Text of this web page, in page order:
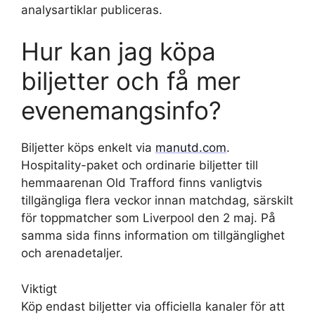
analysartiklar publiceras.
Hur kan jag köpa
biljetter och få mer
evenemangsinfo?
Biljetter köps enkelt via manutd.com.
Hospitality-paket och ordinarie biljetter till
hemmaarenan Old Trafford finns vanligtvis
tillgängliga flera veckor innan matchdag, särskilt
för toppmatcher som Liverpool den 2 maj. På
samma sida finns information om tillgänglighet
och arenadetaljer.
Viktigt
Köp endast biljetter via officiella kanaler för att